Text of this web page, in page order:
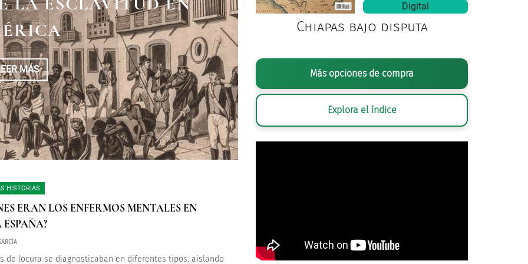
MÁS
ESPAÑA
MÁS
DEL TIEMPO
MÁS
HISTORIAS
ERAN LOS ENFERMOS MENTALES EN
de locura se diagnosticaban en diferentes tipos, aislando
Digital
Chiapas bajo disputa
Más opciones de compra
Explora el índice